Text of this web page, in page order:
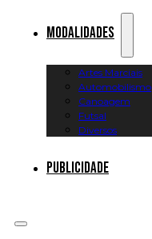
Modalidades
Artes Marciais
Automobilismo
Canoagem
Futsal
Diversos
Publicidade